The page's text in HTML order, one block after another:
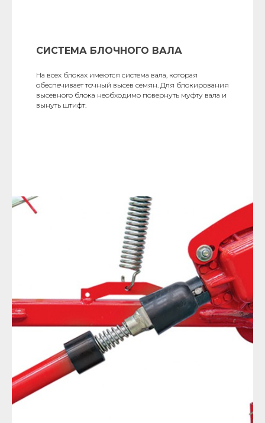
СИСТЕМА БЛОЧНОГО ВАЛА
На всех блоках имеются система вала, которая
обеспечивает точный высев семян. Для блокирования
высевного блока необходимо повернуть муфту вала и
вынуть штифт.